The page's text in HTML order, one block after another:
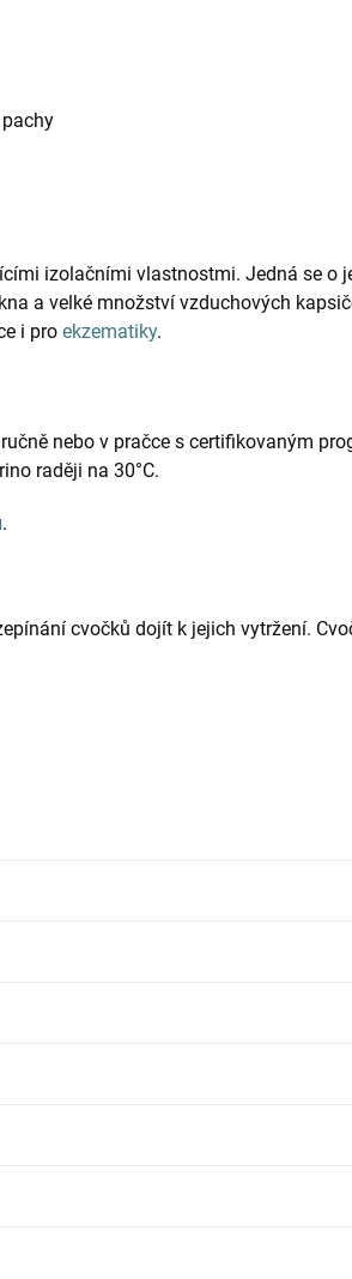
izolačními vlastnostmi. Jedná se o
a velké množství vzduchových
i pro ekzematiky.
nebo v pračce s certifikovaným
raději na 30°C.
.
cvočků dojít k jejich vytržení.